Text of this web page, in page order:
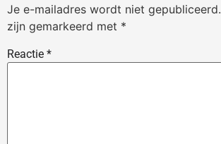
Je e-mailadres wordt niet gepubliceerd.
zijn gemarkeerd met *
Reactie *